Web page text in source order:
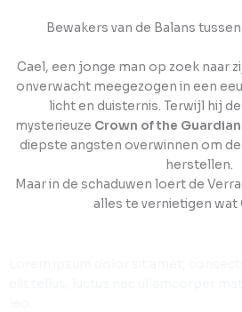
Bewakers van de Balans
Cael, een jonge man op zoek naar
onverwacht meegezogen in een
licht en duisternis. Terwijl hij
mysterieuze Crown of the
diepste angsten overwinnen om
herstellen.
Maar in de schaduwen loert de
alles te vernietigen wat